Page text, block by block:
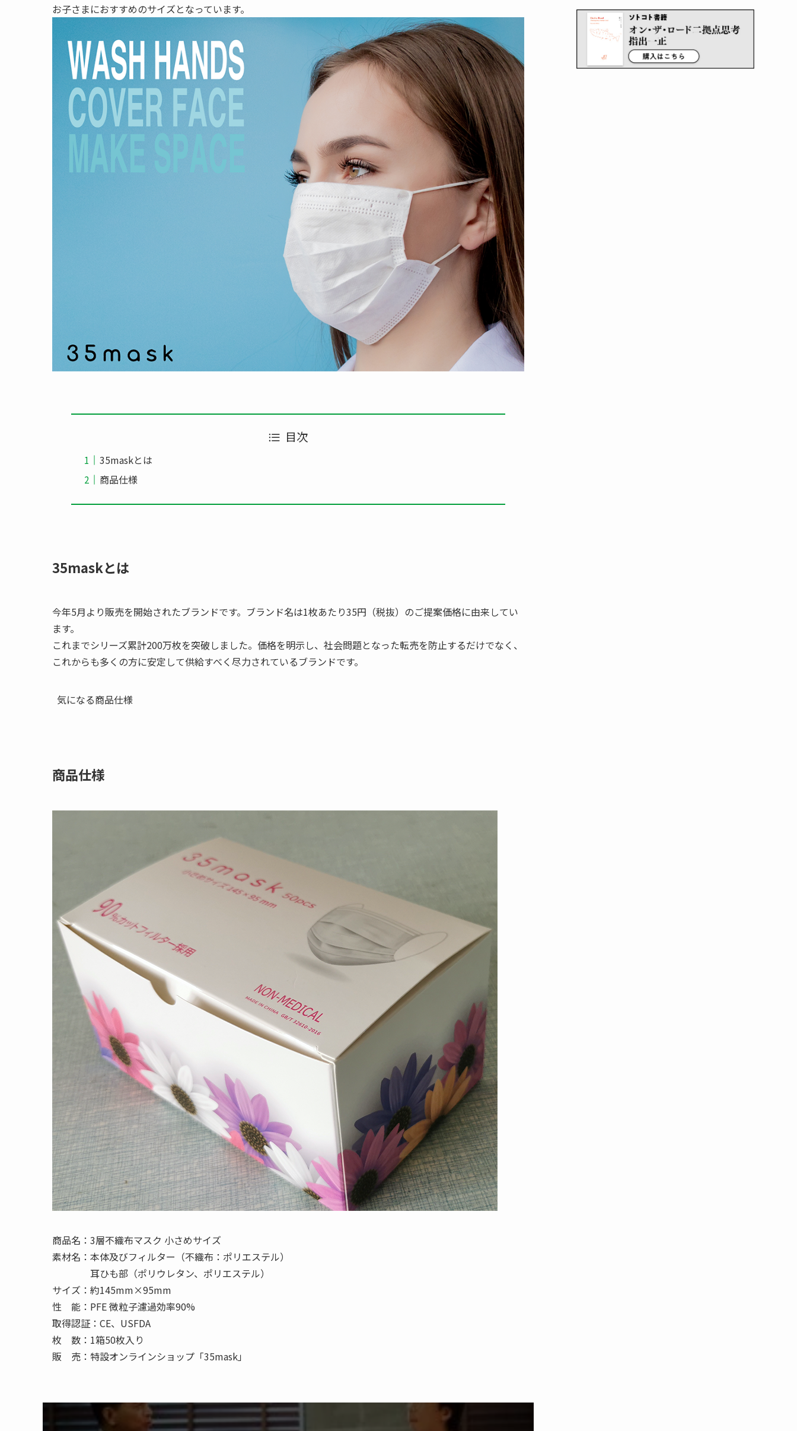
お子さまにおすすめのサイズとなっています。
目次
35maskとは
商品仕様
35maskとは
今年5月より販売を開始されたブランドです。ブランド名は1枚あたり35円（税抜）のご提案価格に由来してい
ます。
これまでシリーズ累計200万枚を突破しました。価格を明示し、社会問題となった転売を防止するだけでなく、
これからも多くの方に安定して供給すべく尽力されているブランドです。
気になる商品仕様
商品仕様
商品名：3層不織布マスク 小さめサイズ
素材名：本体及びフィルター（不織布：ポリエステル）
耳ひも部（ポリウレタン、ポリエステル）
サイズ：約145mm×95mm
性 能：PFE 微粒子濾過効率90%
取得認証：CE、USFDA
枚 数：1箱50枚入り
販 売：特設オンラインショップ「35mask」